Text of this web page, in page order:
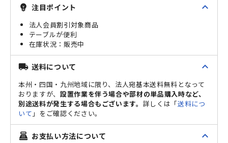
emoji_objects 注目ポイント expand_less
法人会員割引対象商品
テーブルが便利
販売中
local_shipping 送料について expand_less
本州・四国・九州地域に限り、法人宛基本送料無料となって
おりますが、 設置作業を伴う場合や部材の単品購入時など、
別途送料が発生する場合もございます。 詳しくは「送料につ
いて 」をご確認ください。
point_of_sale お支払い方法について expand_less